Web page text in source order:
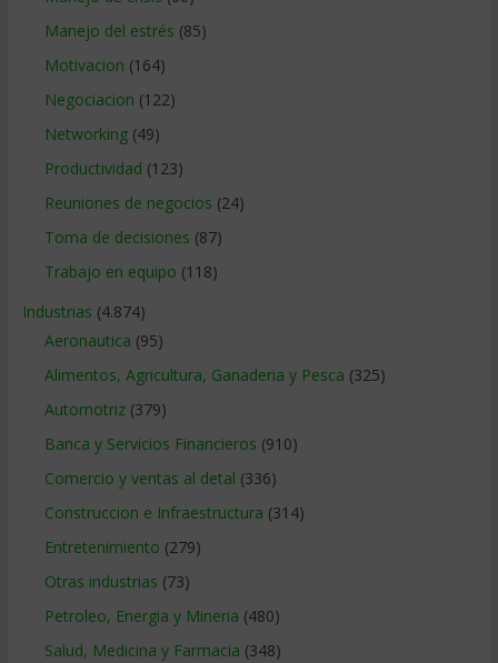
Manejo del estrés (85)
Motivacion (164)
Negociacion (122)
Networking(49)
Productividad (123)
Reuniones de negocios (24)
Toma de decisiones (87)
Trabajo en equipo (118)
Industrias (4.874)
Aeronautica (95)
Alimentos, Agricultura, Ganaderia y Pesca (325)
Automotriz(379)
Banca y Servicios Financieros (910)
Comercio y ventas al detal (336)
Construccion e Infraestructura (314)
Entretenimiento (279)
Otras industrias (73)
Petroleo, Energia y Mineria (480)
Salud, Medicina y Farmacia (348)